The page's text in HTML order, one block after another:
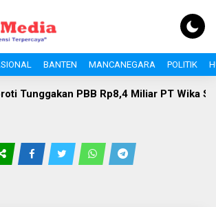
BANTEN MANCANEGARA POLITIK
Rp8,4 Miliar PT Wika Serpan: Investor